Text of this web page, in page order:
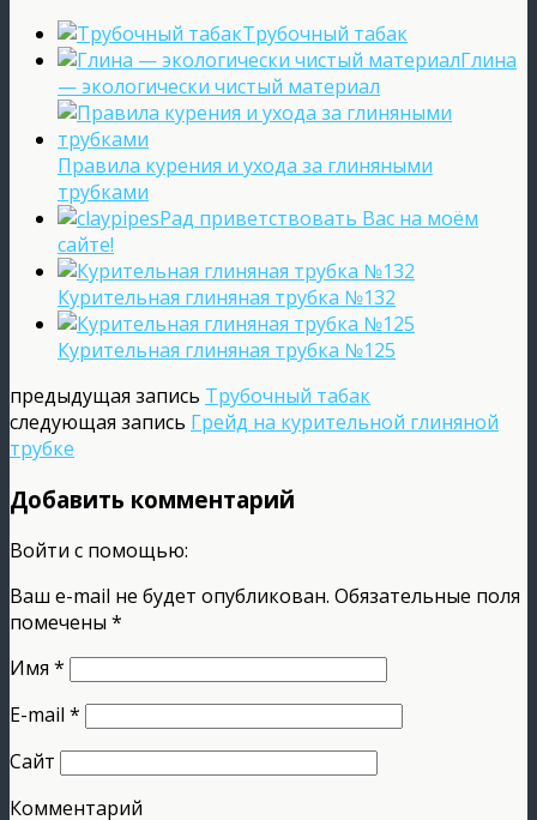
Трубочный табак
Глина
— экологически чистый материал
Правила курения и ухода за глиняными
трубками
Рад приветствовать Вас на моём
сайте!
Курительная глиняная трубка №132
Курительная глиняная трубка №125
предыдущая запись Трубочный табак
следующая запись Грейд на курительной глиняной
трубке
Добавить комментарий
Войти с помощью:
Ваш e-mail не будет опубликован. Обязательные поля
помечены *
Имя *
E-mail *
Сайт
Комментарий